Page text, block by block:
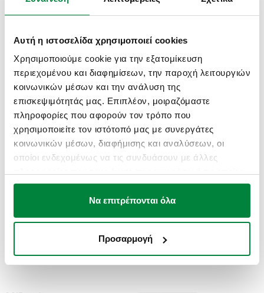
Αυτή η ιστοσελίδα χρησιμοποιεί cookies
Χρησιμοποιούμε cookie για την εξατομίκευση
περιεχομένου και διαφημίσεων, την παροχή λειτουργιών
κοινωνικών μέσων και την ανάλυση της
επισκεψιμότητάς μας. Επιπλέον, μοιραζόμαστε
πληροφορίες που αφορούν τον τρόπο που
χρησιμοποιείτε τον ιστότοπό μας με συνεργάτες
κοινωνικών μέσων, διαφήμισης και αναλύσεων, οι
οποίοι ενδεχομένως να τις συνδυάσουν με άλλες
έχουν συλλέξει σε σχέση με την από μέρους σας χρήση
των υπηρεσιών τους.Να επιτρέπονται όλα
Προσαρμογή
Φινίρισμα:χρωμιούχο
ΣΧΈΔΙΑ ΚΑΙ ΠΡΟΔΙΑΓΡΑΦΈΣ
Κωδικός Σύνδεση Διάμετρος σωλήνα Σημείωση
438015
23 p.
Ø 15 -